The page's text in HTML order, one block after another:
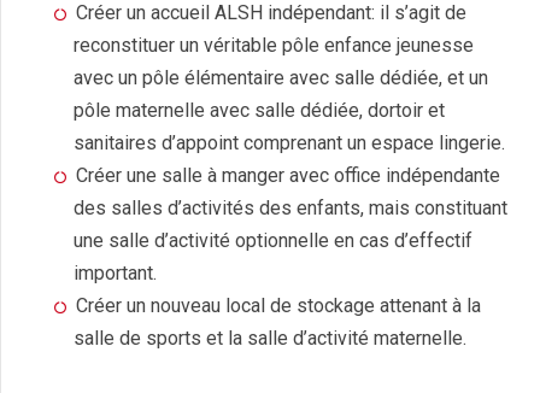
Créer un accueil ALSH indépendant: il s’agit de
reconstituer un véritable pôle enfance jeunesse
avec un pôle élémentaire avec salle dédiée, et un
pôle maternelle avec salle dédiée, dortoir et
sanitaires d’appoint comprenant un espace lingerie.
Créer une salle à manger avec office indépendante
des salles d’activités des enfants, mais constituant
une salle d’activité optionnelle en cas d’effectif
important.
Créer un nouveau local de stockage attenant à la
salle de sports et la salle d’activité maternelle.